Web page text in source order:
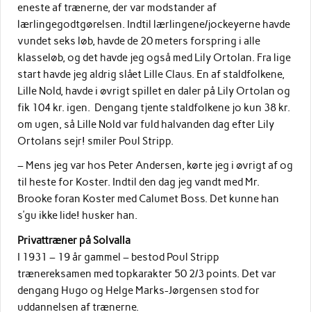
eneste af trænerne, der var modstander af
lærlingegodtgørelsen. Indtil lærlingene/jockeyerne havde
vundet seks løb, havde de 20 meters forspring i alle
klasseløb, og det havde jeg også med Lily Ortolan. Fra lige
start havde jeg aldrig slået Lille Claus. En af staldfolkene,
Lille Nold, havde i øvrigt spillet en daler på Lily Ortolan og
fik 104 kr. igen. Dengang tjente staldfolkene jo kun 38 kr.
om ugen, så Lille Nold var fuld halvanden dag efter Lily
Ortolans sejr! smiler Poul Stripp.
– Mens jeg var hos Peter Andersen, kørte jeg i øvrigt af og
til heste for Koster. Indtil den dag jeg vandt med Mr.
Brooke foran Koster med Calumet Boss. Det kunne han
s’gu ikke lide! husker han.
Privattræner på Solvalla
I 1931 – 19 år gammel – bestod Poul Stripp
trænereksamen med topkarakter 50 2/3 points. Det var
dengang Hugo og Helge Marks-Jørgensen stod for
uddannelsen af trænerne.